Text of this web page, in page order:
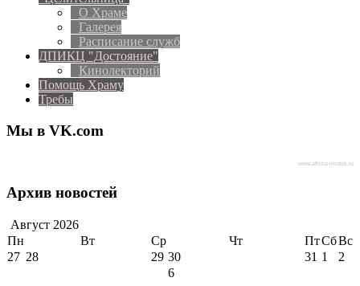
О Храме
Галерея
Расписание служб
ДПИКЦ "Достояние"
Кинолекторий
Помощь Храму
Требы
Мы в VK.com
www.afisha-irkutsk.ru
Архив новостей
Август 2026
Пн
Вт Ср Чт ПтСбВс
27 28 29 30 31 1 2
6